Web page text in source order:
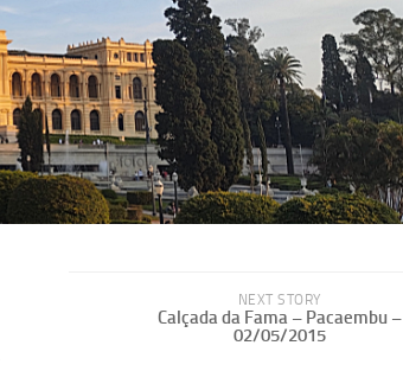
NEXT STORY
Calçada da Fama – Pacaembu –
02/05/2015